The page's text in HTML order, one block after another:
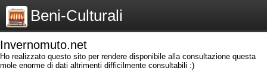
Beni-Culturali
Invernomuto.net
Ho realizzato questo sito per rendere disponibile alla consultazione questa
mole enorme di dati altrimenti difficilmente consultabili :)